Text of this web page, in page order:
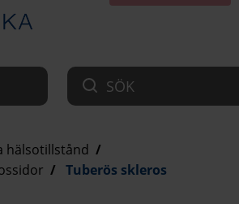
SÖK
hälsotillstånd
Tuberös skleros